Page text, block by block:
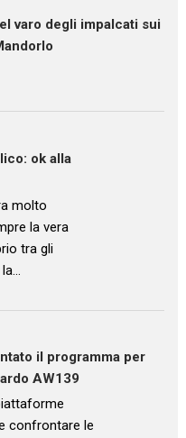
varo degli impalcati sui
ok alla
molto
la vera
tra gli
il programma per
AW139
confrontare le